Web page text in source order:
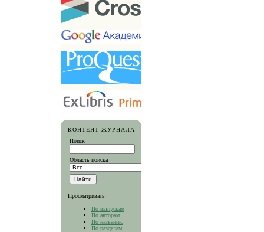
КОНТЕНТ ЖУРНАЛА
Поиск
Область поиска
Просматривать
По выпускам
По авторам
По названию
По разделам